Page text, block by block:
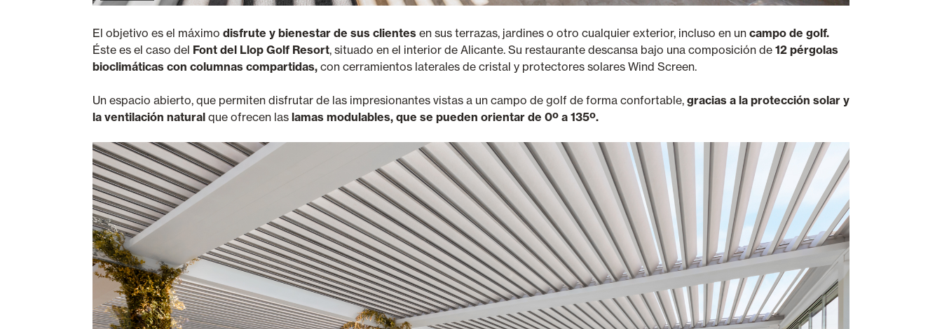
El objetivo es el máximo disfrute y bienestar de sus clientes en sus terrazas, jardines o otro cualquier exterior, incluso en un campo de golf.
Éste es el caso del Font del Llop Golf Resort, situado en el interior de Alicante. Su restaurante descansa bajo una composición de 12 pérgolas
bioclimáticas con columnas compartidas, con cerramientos laterales de cristal y protectores solares Wind Screen.
Un espacio abierto, que permiten disfrutar de las impresionantes vistas a un campo de golf de forma confortable, gracias a la protección solar y
la ventilación natural que ofrecen las lamas modulables, que se pueden orientar de 0º a 135º.